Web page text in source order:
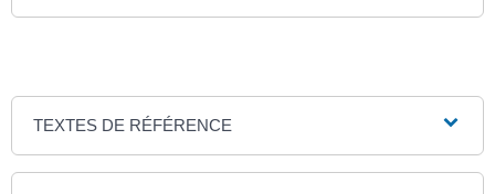
TEXTES DE RÉFÉRENCE